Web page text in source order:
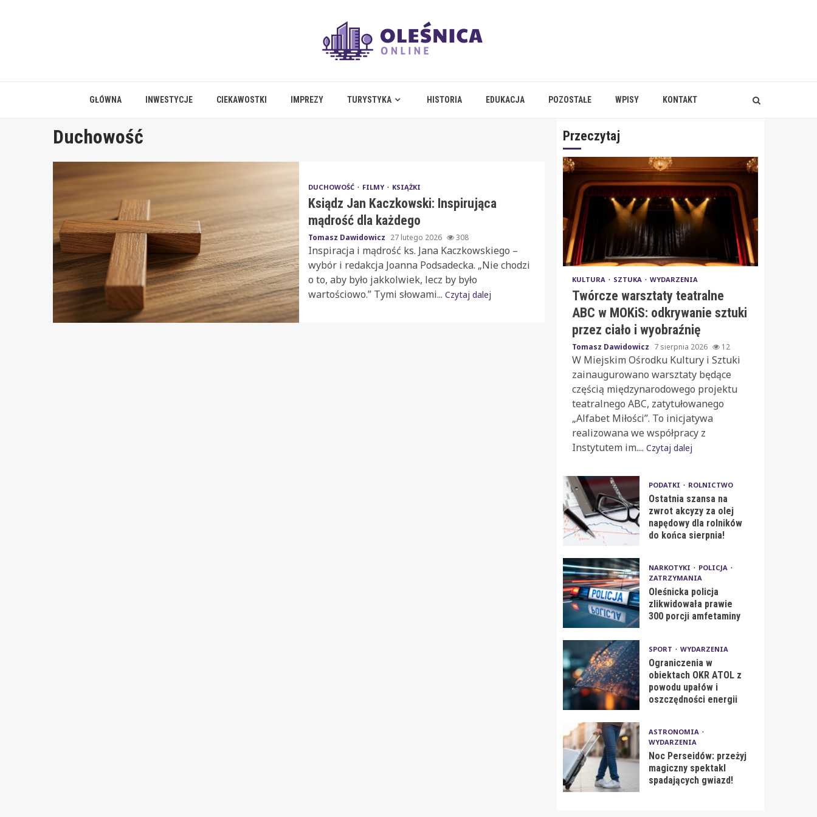
GŁÓWNA INWESTYCJE CIEKAWOSTKI IMPREZY TURYSTYKA HISTORIA EDUKACJA POZOSTAŁE WPISY KONTAKT
Duchowość
DUCHOWOŚĆ FILMY KSIĄŻKI
Ksiądz Jan Kaczkowski: Inspirująca
mądrość dla każdego
Tomasz Dawidowicz 27 lutego 2026 308
Inspiracja i mądrość ks. Jana Kaczkowskiego –
wybór i redakcja Joanna Podsadecka. „Nie chodzi
o to, aby było jakkolwiek, lecz by było
wartościowo.” Tymi słowami... Czytaj dalej
Przeczytaj
KULTURA SZTUKA WYDARZENIA
Twórcze warsztaty teatralne
ABC w MOKiS: odkrywanie sztuki
przez ciało i wyobraźnię
Tomasz Dawidowicz 7 sierpnia 2026 12
W Miejskim Ośrodku Kultury i Sztuki
zainaugurowano warsztaty będące
częścią międzynarodowego projektu
teatralnego ABC, zatytułowanego
„Alfabet Miłości”. To inicjatywa
realizowana we współpracy z
Instytutem im.... Czytaj dalej
PODATKI ROLNICTWO
Ostatnia szansa na
zwrot akcyzy za olej
napędowy dla rolników
do końca sierpnia!
NARKOTYKI
POLICJA
ZATRZYMANIA
Oleśnicka policja
zlikwidowała prawie
300 porcji amfetaminy
SPORT WYDARZENIA
Ograniczenia w
obiektach OKR ATOL z
powodu upałów i
oszczędności energii
ASTRONOMIA
WYDARZENIA
Noc Perseidów: przeżyj
magiczny spektakl
spadających gwiazd!